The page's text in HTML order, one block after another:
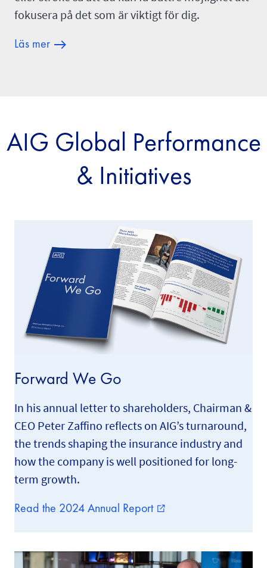
fokusera på det som är viktigt för dig.
Läs mer
AIG Global Performance
& Initiatives
Forward We Go
In his annual letter to shareholders, Chairman &
CEO Peter Zaffino reflects on AIG’s turnaround,
the trends shaping the insurance industry and
how the company is well positioned for long-
term growth.
Read the 2024 Annual Report external_link